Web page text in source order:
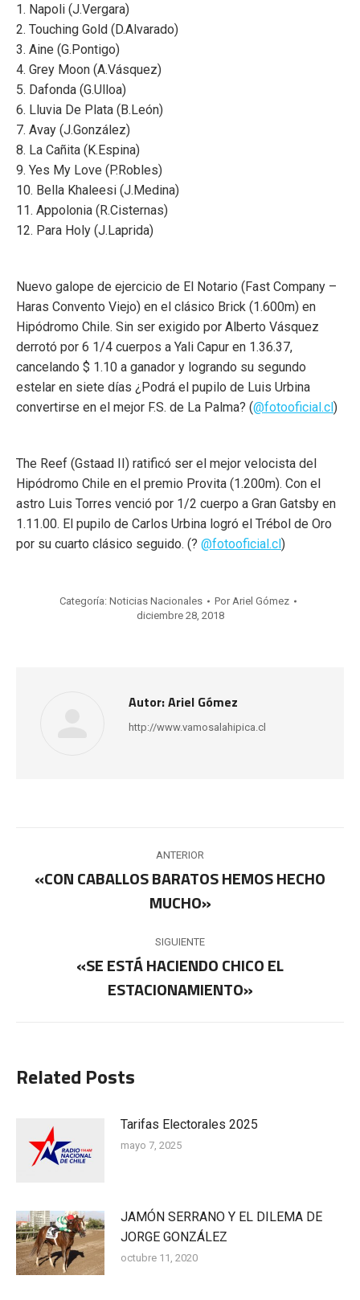
1. Napoli (J.Vergara)
2. Touching Gold (D.Alvarado)
3. Aine (G.Pontigo)
4. Grey Moon (A.Vásquez)
5. Dafonda (G.Ulloa)
6. Lluvia De Plata (B.León)
7. Avay (J.González)
8. La Cañita (K.Espina)
9. Yes My Love (P.Robles)
10. Bella Khaleesi (J.Medina)
11. Appolonia (R.Cisternas)
12. Para Holy (J.Laprida)
Nuevo galope de ejercicio de El Notario (Fast Company –
Haras Convento Viejo) en el clásico Brick (1.600m) en
Hipódromo Chile. Sin ser exigido por Alberto Vásquez
derrotó por 6 1/4 cuerpos a Yali Capur en 1.36.37,
cancelando $ 1.10 a ganador y logrando su segundo
estelar en siete días ¿Podrá el pupilo de Luis Urbina
convertirse en el mejor F.S. de La Palma? (@fotooficial.cl)
The Reef (Gstaad II) ratificó ser el mejor velocista del
Hipódromo Chile en el premio Provita (1.200m). Con el
astro Luis Torres venció por 1/2 cuerpo a Gran Gatsby en
1.11.00. El pupilo de Carlos Urbina logró el Trébol de Oro
por su cuarto clásico seguido. (? @fotooficial.cl)
Categoría: Noticias Nacionales Por Ariel Gómez
diciembre 28, 2018
Autor:Ariel Gómez
http://www.vamosalahipica.cl
entre
publicaciones
ANTERIOR
anterior:
«CON CABALLOS BARATOS HEMOS HECHO
MUCHO»
SIGUIENTE
siguiente:
«SE ESTÁ HACIENDO CHICO EL
ESTACIONAMIENTO»
Related Posts
Tarifas Electorales 2025
mayo 7, 2025
JAMÓN SERRANO Y EL DILEMA DE
JORGE GONZÁLEZ
octubre 11, 2020